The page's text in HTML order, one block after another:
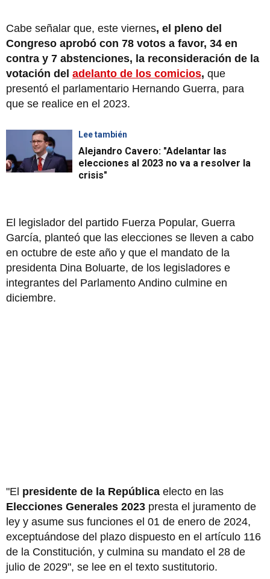
Cabe señalar que, este viernes, el pleno del
Congreso aprobó con 78 votos a favor, 34 en
contra y 7 abstenciones, la reconsideración de la
votación del adelanto de los comicios, que
presentó el parlamentario Hernando Guerra, para
que se realice en el 2023.
Lee también
Alejandro Cavero: "Adelantar las
elecciones al 2023 no va a resolver la
crisis"
El legislador del partido Fuerza Popular, Guerra
García, planteó que las elecciones se lleven a cabo
en octubre de este año y que el mandato de la
presidenta Dina Boluarte, de los legisladores e
integrantes del Parlamento Andino culmine en
diciembre.
"El presidente de la República electo en las
Elecciones Generales 2023 presta el juramento de
ley y asume sus funciones el 01 de enero de 2024,
exceptuándose del plazo dispuesto en el artículo 116
de la Constitución, y culmina su mandato el 28 de
julio de 2029", se lee en el texto sustitutorio.